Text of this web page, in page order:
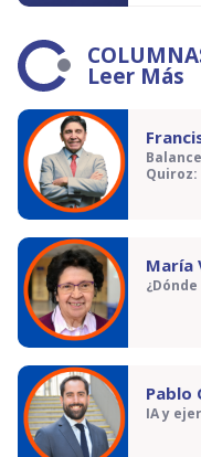
Leer Más
María
Pablo
IA y